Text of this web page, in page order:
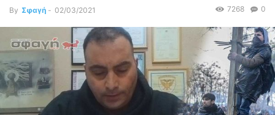
By Σφαγή - 02/03/2021 0
7268